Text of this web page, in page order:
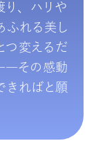
り、ハリや
ふれる美し
つ変えるだ
その感動
きればと願